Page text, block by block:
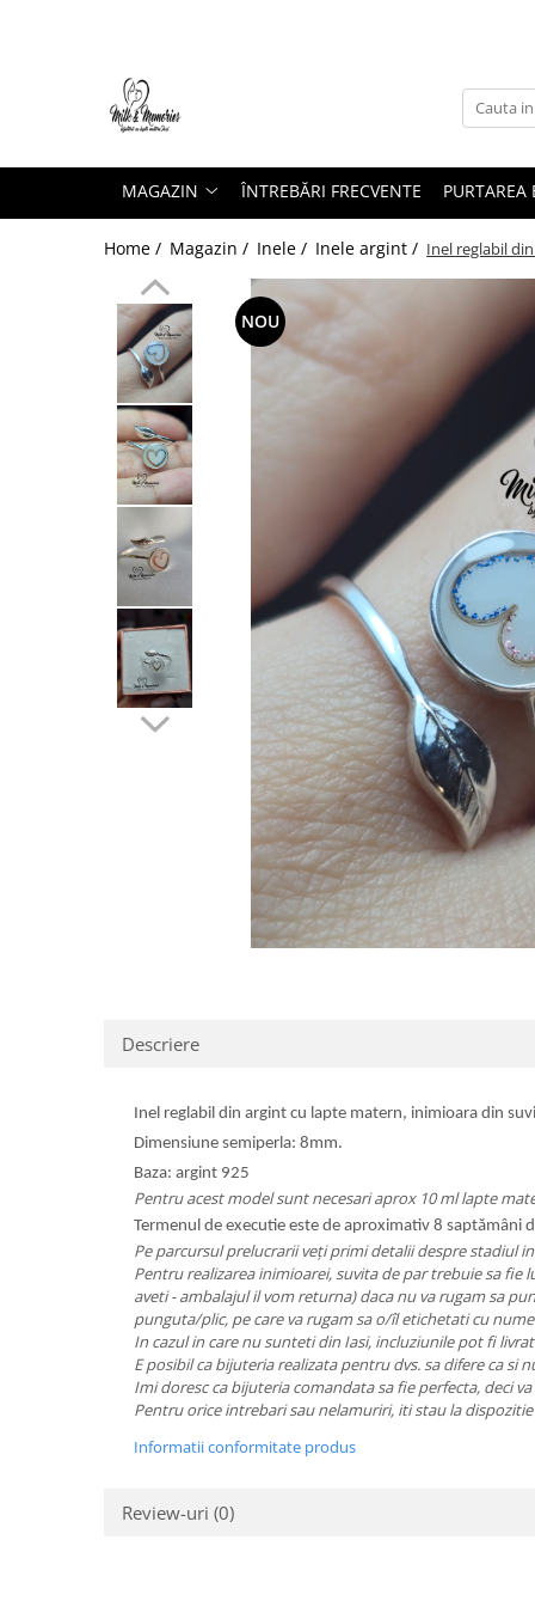
Brățări aur
Brățări argint
Cercei argint
Pandantive argint
Vouchere Cadou
Seturi bijuterii
Seturi din argint
Seturi din aur
MAGAZIN ÎNTREBĂRI FRECVENTE PURTAREA
Home / Magazin / Inele / Inele argint / Inel reglabil
NOU
Descriere
Inel reglabil din argint cu lapte matern, inimioara din
Dimensiune semiperla: 8mm.
Baza: argint 925
Pentru acest model sunt necesari aprox 10 ml lapte
Termenul de executie este de aproximativ 8 saptămâni
Pe parcursul prelucrarii veți primi detalii despre stadiul
Pentru realizarea inimioarei, suvita de par trebuie sa
aveti - ambalajul il vom returna) daca nu va rugam sa
punguta/plic, pe care va rugam sa o/îl etichetati cu
In cazul in care nu sunteti din Iasi, incluziunile pot fi
E posibil ca bijuteria realizata pentru dvs. sa difere ca si
Imi doresc ca bijuteria comandata sa fie perfecta, deci
Pentru orice intrebari sau nelamuriri, iti stau la
Informatii conformitate produs
Review-uri (0)